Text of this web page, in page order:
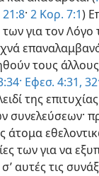
· 2 Κορ. 7:1)
για τον Λόγο
τους
Εφεσ. 4:31, 32·
της
συνελεύσεων·
άτομα
των για να
αυτές τις